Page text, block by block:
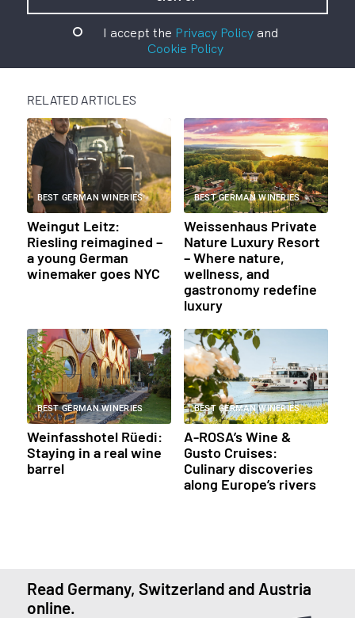
I accept the Privacy Policyand
Cookie Policy
RELATED ARTICLES
BEST GERMAN WINERIES
Weingut Leitz:
Riesling reimagined –
a young German
winemaker goes NYC
BEST GERMAN WINERIES
Weissenhaus Private
Nature Luxury Resort
– Where nature,
wellness, and
gastronomy redefine
luxury
BEST GERMAN WINERIES
Weinfasshotel Rüedi:
Staying in a real wine
barrel
BEST GERMAN WINERIES
A-ROSA’s Wine &
Gusto Cruises:
Culinary discoveries
along Europe’s rivers
Read Germany, Switzerland and Austria
online.